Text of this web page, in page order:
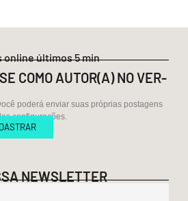
últimos 5 min
COMO AUTOR(A) NO VER-
poderá enviar suas próprias postagens
configurações.
NEWSLETTER